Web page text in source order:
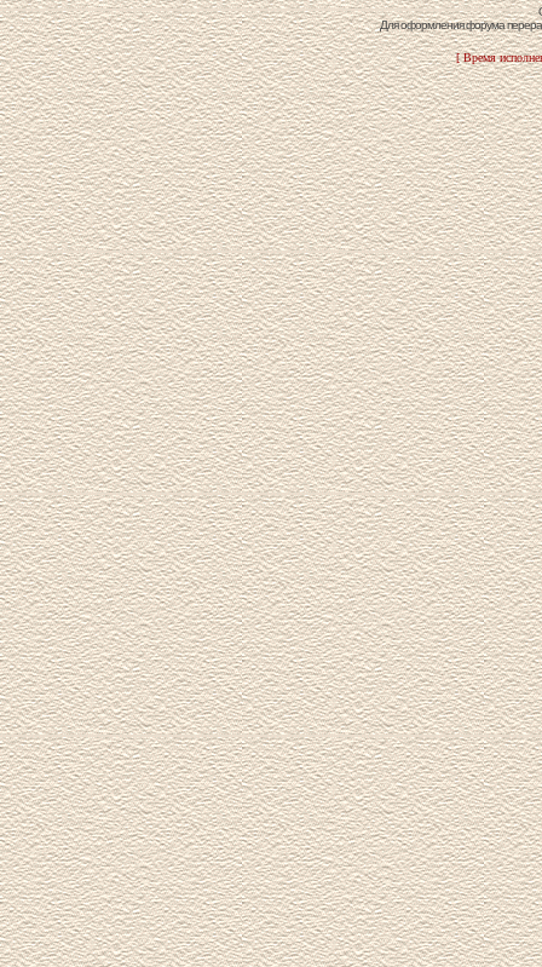
Для оформления форума
[ Время